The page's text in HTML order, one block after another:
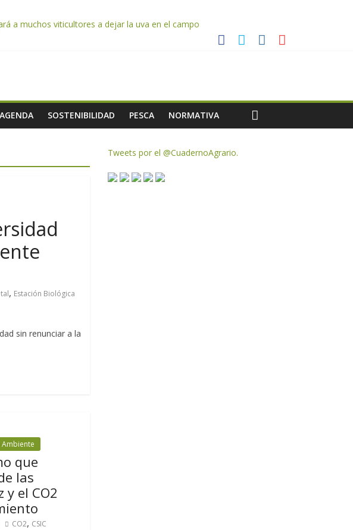
a muchos viticultores a dejar la uva en el campo
del ibérico para reforzar la seguridad y la transparencia del sector
ayudas de la PAC de remanentes disponibles
de hostelería
AGENDA SOSTENIBILIDAD PESCA NORMATIVA
, Estación Biológica
sin renunciar a la
que
las
el CO2
CO2, CSIC
Tweets por el @CuadernoAgrario.